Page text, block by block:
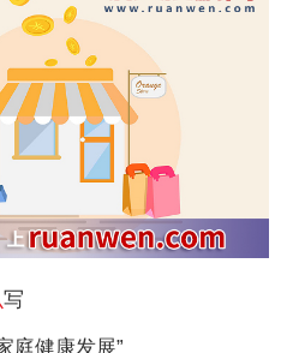
写
庭健康发展”